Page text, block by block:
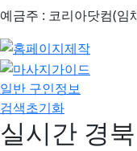
예금주 : 코리아닷컴(임
일반 구인정보
검색초기화
실시간 경